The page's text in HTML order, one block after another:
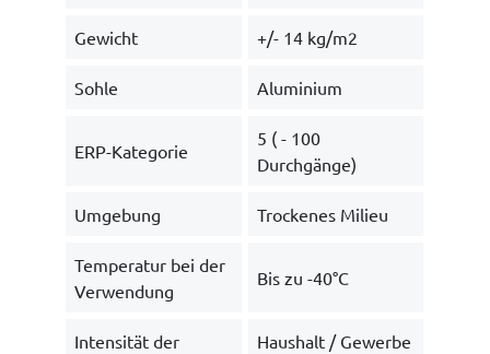
Gewicht +/- 14 kg/m2
Sohle Aluminium
ERP-Kategorie
5 ( - 100
Durchgänge)
Umgebung Trockenes Milieu
Temperatur bei der
Verwendung
Bis zu -40°C
Intensität der
Haushalt / Gewerbe